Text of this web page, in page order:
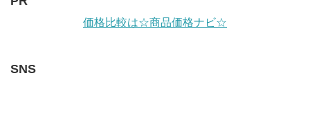
価格比較は☆商品価格ナビ☆
SNS